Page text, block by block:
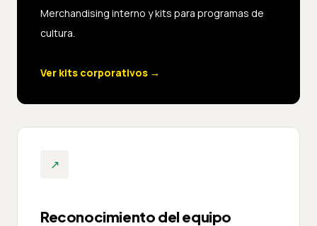
Merchandising interno y kits para programas de
cultura.
Ver kits corporativos →
↗
Reconocimiento del equipo